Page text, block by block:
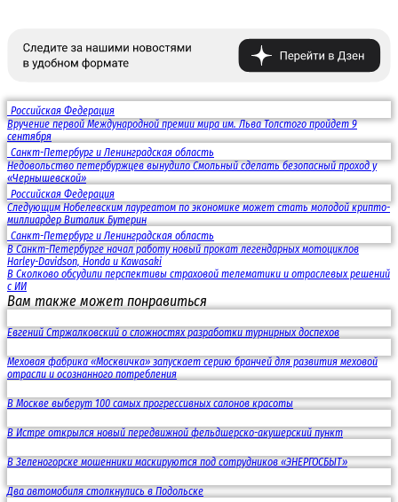
Российская Федерация
Вручение первой Международной премии мира им. Льва Толстого пройдет 9
сентября
Санкт-Петербург и Ленинградская область
Недовольство петербуржцев вынудило Смольный сделать безопасный проход у
«Чернышевской»
Российская Федерация
Следующим Нобелевским лауреатом по экономике может стать молодой крипто-
миллиардер Виталик Бутерин
Санкт-Петербург и Ленинградская область
В Санкт-Петербурге начал работу новый прокат легендарных мотоциклов
Harley-Davidson, Honda и Kawasaki
В Сколково обсудили перспективы страховой телематики и отраслевых решений
с ИИ
Вам также может понравиться
Евгений Стржалковский о сложностях разработки турнирных доспехов
Меховая фабрика «Москвичка» запускает серию бранчей для развития меховой
отрасли и осознанного потребления
В Москве выберут 100 самых прогрессивных салонов красоты
В Истре открылся новый передвижной фельдшерско-акушерский пункт
В Зеленогорске мошенники маскируются под сотрудников «ЭНЕРГОСБЫТ»
Два автомобиля столкнулись в Подольске